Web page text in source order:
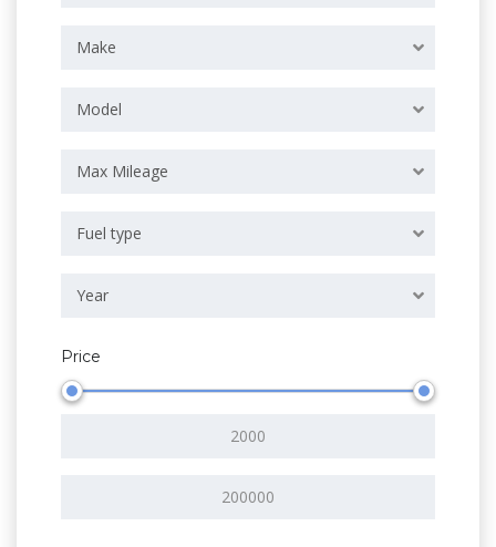
Make
Model
Max Mileage
Fuel type
Year
Price